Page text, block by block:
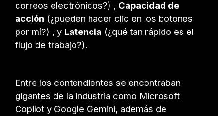
correos electrónicos?) , Capacidad de
acción (¿pueden hacer clic en los botones
por mí?) , y Latencia (¿qué tan rápido es el
flujo de trabajo?).
Entre los contendientes se encontraban
gigantes de la industria como Microsoft
Copilot y Google Gemini, además de